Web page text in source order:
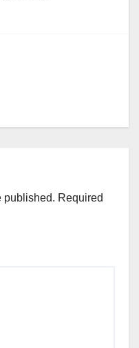
published. Required